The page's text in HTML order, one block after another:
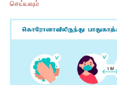
செய்யவும்